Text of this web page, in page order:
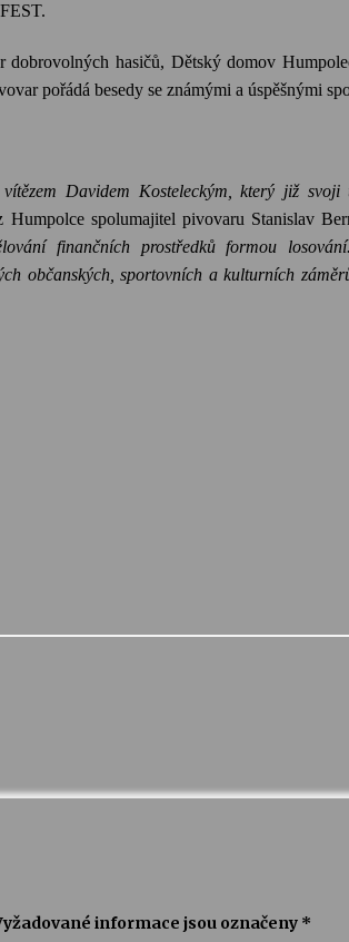
dobrovolných hasičů, Dětský domov
pořádá besedy se známými a úspěšnými
Davidem Kosteleckým, který již
spolumajitel pivovaru Stanislav
finančních prostředků formou
občanských, sportovních a kulturních
informace jsou označeny *